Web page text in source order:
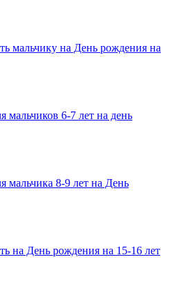
мальчику на День рождения на
мальчиков 6-7 лет на день
мальчика 8-9 лет на День
на День рождения на 15-16 лет